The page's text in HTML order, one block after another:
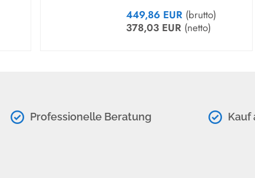
-
2 mm
449,86 EUR(brutto)
378,03 EUR (netto)
Professionelle Beratung Kauf